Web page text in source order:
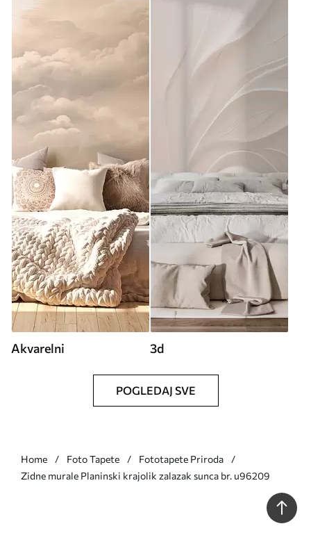
Akvarelni 3d
POGLEDAJ SVE
Home Foto Tapete
Fototapete Priroda
Zidne murale Planinski krajolik zalazak sunca br. u96209